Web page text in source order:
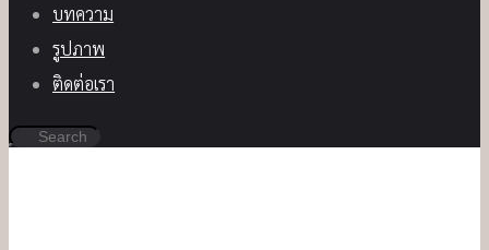
บทความ
รูปภาพ
ติดต่อเรา